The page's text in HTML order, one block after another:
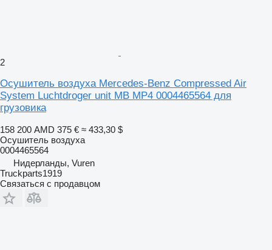
2
Осушитель воздуха Mercedes-Benz Compressed Air
System Luchtdroger unit MB MP4 0004465564 для
грузовика
158 200 AMD 375 € ≈ 433,30 $
Осушитель воздуха
0004465564
Нидерланды, Vuren
Truckparts1919
Связаться с продавцом